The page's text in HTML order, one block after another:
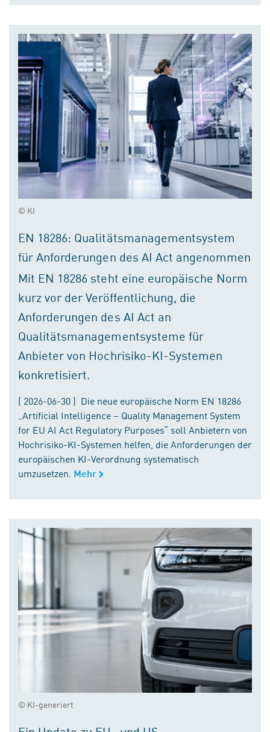
© KI
EN 18286: Qualitätsmanagementsystem
für Anforderungen des AI Act angenommen
Mit EN 18286 steht eine europäische Norm
kurz vor der Veröffentlichung, die
Anforderungen des AI Act an
Qualitätsmanagementsysteme für
Anbieter von Hochrisiko-KI-Systemen
konkretisiert.
( 2026-06-30 ) Die neue europäische Norm EN 18286
„Artificial Intelligence – Quality Management System
for EU AI Act Regulatory Purposes“ soll Anbietern von
Hochrisiko-KI-Systemen helfen, die Anforderungen der
europäischen KI-Verordnung systematisch
umzusetzen. Mehr
© KI-generiert